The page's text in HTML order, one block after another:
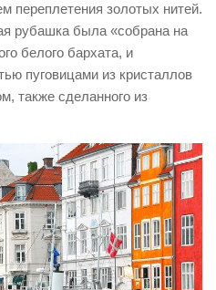
переплетения золотых нитей.
рубашка была «собрана на
белого бархата, и
пуговицами из кристаллов
также сделанного из